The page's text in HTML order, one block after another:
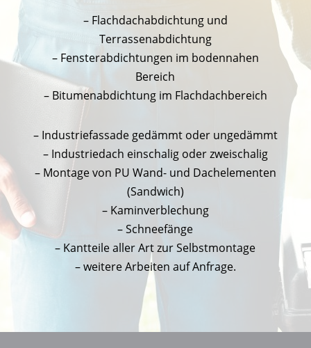
– Flachdachabdichtung und
Terrassenabdichtung
– Fensterabdichtungen im bodennahen
Bereich
– Bitumenabdichtung im Flachdachbereich
– Industriefassade gedämmt oder ungedämmt
– Industriedach einschalig oder zweischalig
– Montage von PU Wand- und Dachelementen
(Sandwich)
– Kaminverblechung
– Schneefänge
– Kantteile aller Art zur Selbstmontage
– weitere Arbeiten auf Anfrage.